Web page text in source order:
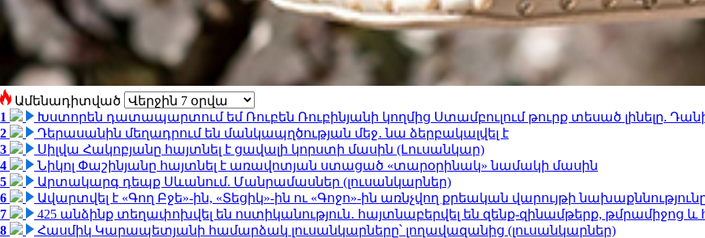
Ամենադիտված
1
Խստորեն դատապարտում եմ Ռուբեն Ռուբինյանի կողմից Ստամբուլում թուրք տեսած լինելը.
2
Դերասանին մեղադրում են մանկապղծության մեջ․ նա ձերբակալվել է
3
Սիլվա Հակոբյանը հայտնել է ցավալի կորստի մասին (Լուսանկար)
4
Նիկոլ Փաշինյանը հայտնել է առավոտյան ստացած «տարօրինակ» նամակի մասին
5
Արտակարգ դեպք Սևանում. Մանրամասներ (լուսանկարներ)
6
Ավարտվել է «Գող Բջե»-ին, «Տեցիկ»-ին ու «Գոջո»-ին առնչվող քրեական վարույթի
7
425 անձինք տեղափոխվել են ոստիկանություն․ հայտնաբերվել են զենք-զինամթերք, թմրամիջոց
8
Հասմիկ Կարապետյանի համարձակ լուսանկարները՝ լողավազանից (լուսանկարներ)